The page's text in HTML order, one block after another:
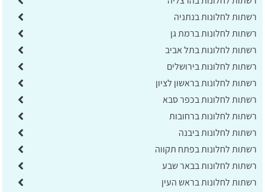
רשתות לחלונות בנתניה
רשתות לחלונות ברמת גן
רשתות לחלונות בתל אביב
רשתות לחלונות בירושלים
רשתות לחלונות בראשון לציון
רשתות לחלונות בכפר סבא
רשתות לחלונות ברחובות
רשתות לחלונות ביבנה
רשתות לחלונות בפתח תקווה
רשתות לחלונות בבאר שבע
רשתות לחלונות בראש העין